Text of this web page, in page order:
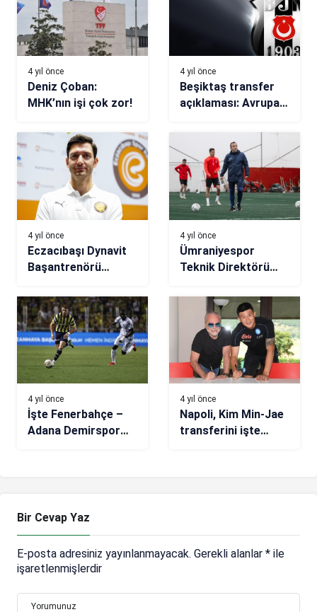
4 yıl önce
Deniz Çoban:
MHK’nın işi çok zor!
4 yıl önce
Beşiktaş transfer
açıklaması: Avrupa
4 yıl önce
Eczacıbaşı Dynavit
Başantrenörü
kulvarda da kazanan
taraf olmak
istiyoruz”
4 yıl önce
Ümraniyespor
Teknik Direktörü
Oynadığımız
oyunların karşılığını
alamadık
4 yıl önce
İşte Fenerbahçe –
Adana Demirspor
4 yıl önce
Napoli, Kim Min-Jae
transferini işte
Bir Cevap Yaz
E-posta adresiniz yayınlanmayacak. Gerekli alanlar * ile
işaretlenmişlerdir
Yorumunuz